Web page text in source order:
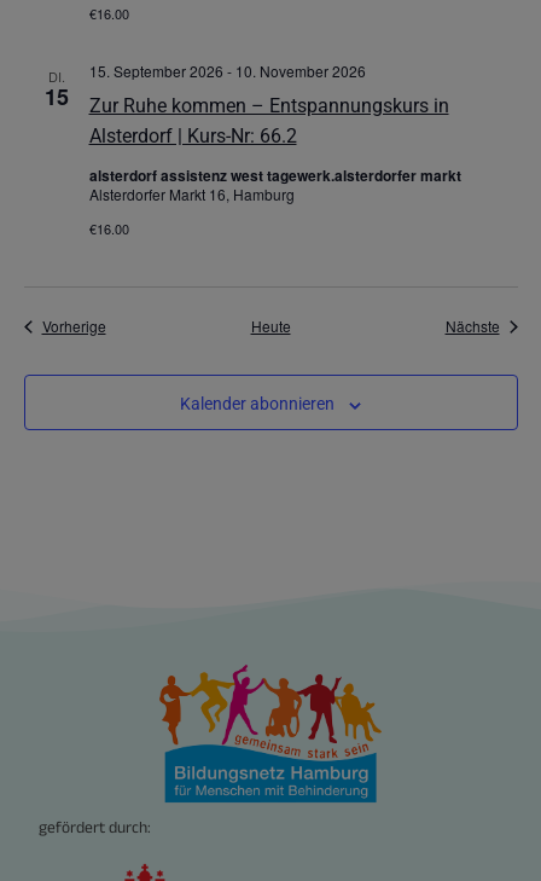
€16.00
DI.
15
Zur Ruhe kommen – Entspannungskurs in
Alsterdorf | Kurs-Nr: 66.2
15. September 2026 - 10. November 2026
alsterdorf assistenz west tagewerk.alsterdorfer markt
Alsterdorfer Markt 16, Hamburg
€16.00
VorherigeVeranstaltungen Heute Nächste
Kalender abonnieren
gefördert durch: